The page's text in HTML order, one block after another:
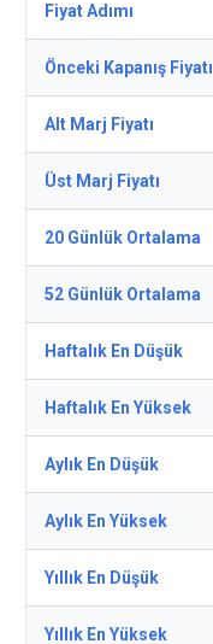
Fiyat Adımı
Önceki Kapanış Fiyatı
Alt Marj Fiyatı
Üst Marj Fiyatı
20 Günlük Ortalama
52 Günlük Ortalama
Haftalık En Düşük
Haftalık En Yüksek
Aylık En Düşük
Aylık En Yüksek
Yıllık En Düşük
Yıllık En Yüksek